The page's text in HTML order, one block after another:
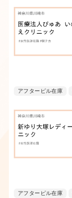
アフターピル在庫
アフターピル在庫